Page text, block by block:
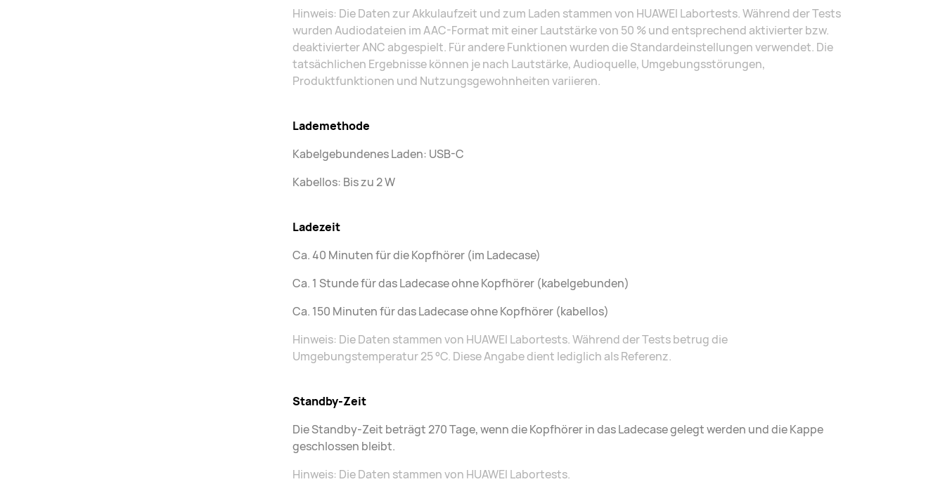
Hinweis: Die Daten zur Akkulaufzeit und zum Laden stammen von HUAWEI Labortests. Während der Tests
wurden Audiodateien im AAC-Format mit einer Lautstärke von 50 % und entsprechend aktivierter bzw.
deaktivierter ANC abgespielt. Für andere Funktionen wurden die Standardeinstellungen verwendet. Die
tatsächlichen Ergebnisse können je nach Lautstärke, Audioquelle, Umgebungsstörungen,
Produktfunktionen und Nutzungsgewohnheiten variieren.
Lademethode
Kabelgebundenes Laden: USB-C
Kabellos: Bis zu 2 W
Ladezeit
Ca. 40 Minuten für die Kopfhörer (im Ladecase)
Ca. 1 Stunde für das Ladecase ohne Kopfhörer (kabelgebunden)
Ca. 150 Minuten für das Ladecase ohne Kopfhörer (kabellos)
Hinweis: Die Daten stammen von HUAWEI Labortests. Während der Tests betrug die
Umgebungstemperatur 25 °C. Diese Angabe dient lediglich als Referenz.
Standby-Zeit
Die Standby-Zeit beträgt 270 Tage, wenn die Kopfhörer in das Ladecase gelegt werden und die Kappe
geschlossen bleibt.
Hinweis: Die Daten stammen von HUAWEI Labortests.